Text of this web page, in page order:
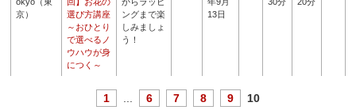
京）
選び方講座
～おひとり
で選べるノ
ウハウが身
につく～
ングまで楽
しみましょ
う！
13日
1 6 7 8 9 10